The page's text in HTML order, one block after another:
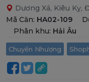
Dương Xá, Kiêu Kỵ,
Mã Căn: HA02-109
Phân khu: Hải Âu
Chuyển Nhượng